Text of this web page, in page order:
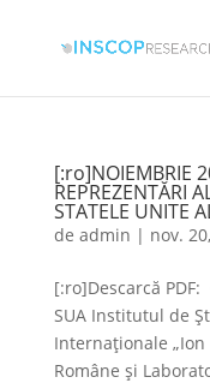
[:ro]NOIEMBRIE
REPREZENTĂRI
STATELE UNITE
de admin | nov.
[:ro]Descarcă
SUA Institutul de
Internaționale „Ion
Române și